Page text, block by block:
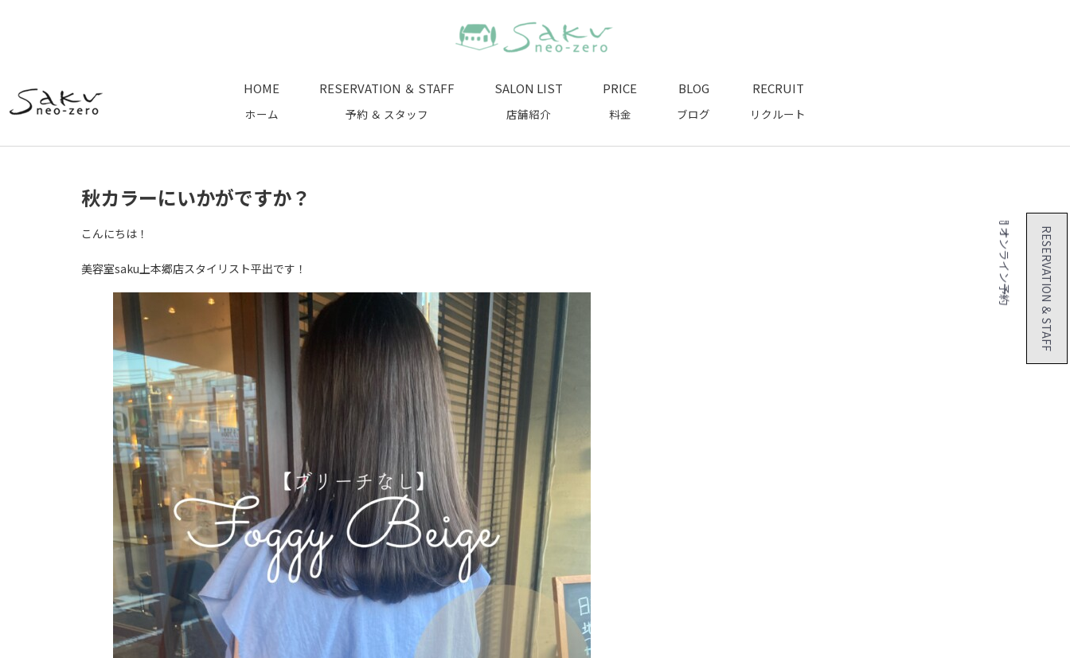
HOME
ホーム
RESERVATION ＆ STAFF
予約 ＆ スタッフ
SALON LIST
店舗紹介
PRICE
料金
BLOG
ブログ
RECRUIT
リクルート
秋カラーにいかがですか？
こんにちは！
美容室saku上本郷店スタイリスト平出です！ RESERVATION ＆ STAFF
２４時間 オンライン予約